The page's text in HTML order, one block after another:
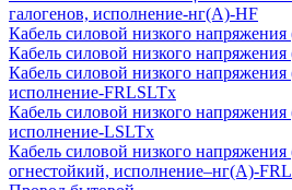
галогенов, исполнение-нг(А)-HF
Кабель силовой низкого
Кабель силовой низкого
Кабель силовой низкого
исполнение-FRLSLTx
Кабель силовой низкого
исполнение-LSLTx
Кабель силовой низкого
огнестойкий, исполнение–нг(А)-